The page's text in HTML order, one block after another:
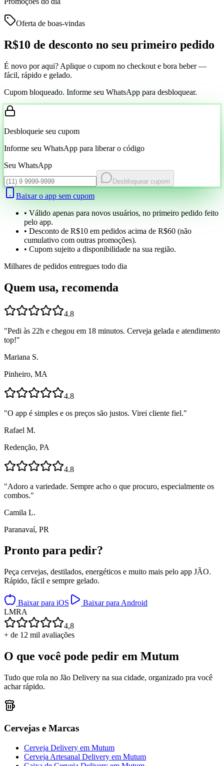
Oferta de boas-vindas
R$10 de desconto no seu primeiro pedido
É novo por aqui? Aplique o cupom no checkout e bora beber —
fácil, rápido e gelado.
Cupom bloqueado. Informe seu WhatsApp para desbloquear.
Desbloqueie seu cupom
Informe seu WhatsApp para liberar o código
Seu WhatsApp
Desbloquear cupom
Baixar o app sem cupom
• Válido apenas para novos usuários, no primeiro pedido feito
pelo app.
• Desconto de R$10 em pedidos acima de R$60 (não
cumulativo com outras promoções).
• Cupom sujeito a disponibilidade na sua região.
Milhares de pedidos entregues todo dia
Quem usa, recomenda
4.8
"Pedi às 22h e chegou em 18 minutos. Cerveja gelada e atendimento
top!"
Mariana S.
Pinheiro, MA
4.8
"O app é simples e os preços são justos. Virei cliente fiel."
Rafael M.
Redenção, PA
4.8
"Adoro a variedade. Sempre acho o que procuro, especialmente os
combos."
Camila L.
Paranavaí, PR
Pronto para pedir?
Peça cervejas, destilados, energéticos e muito mais pelo app JÃO.
Rápido, fácil e sempre gelado.
Baixar para iOS
Baixar para Android
LMRA
4,8
+ de 12 mil avaliações
O que você pode pedir em Mutum
Tudo que rola no Jão Delivery na sua cidade, organizado pra você
achar rápido.
Cervejas e Marcas
Cerveja Delivery em Mutum
Cerveja Artesanal Delivery em Mutum